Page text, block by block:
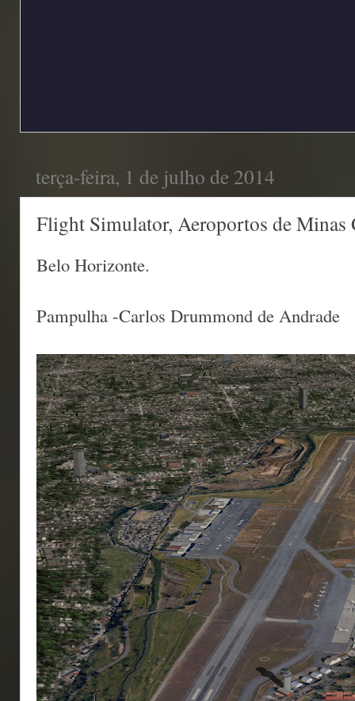
terça-feira, 1 de julho de 2014
Flight Simulator, Aeroportos de Minas
Belo Horizonte.
Pampulha -Carlos Drummond de Andrade